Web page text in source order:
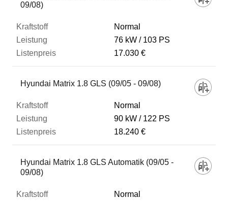
Listenpreis
Zum Vergleich hinzufügen
09/08)
Normal
76 kW
103 PS
17.030 €
Hyundai Matrix 1.8 GLS (09/05 - 09/08)
Normal
90 kW
122 PS
18.240 €
Hyundai Matrix 1.8 GLS Automatik (09/05 -
09/08)
Normal